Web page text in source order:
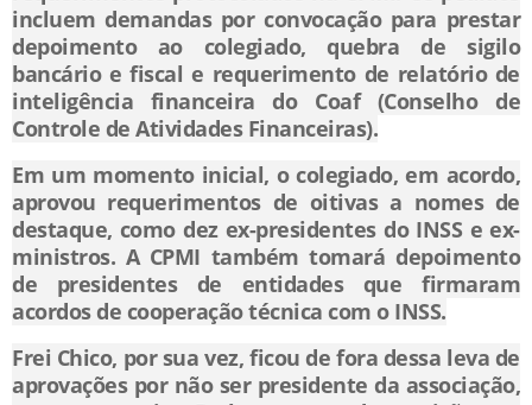
incluem demandas por convocação para prestar
depoimento ao colegiado, quebra de sigilo
bancário e fiscal e requerimento de relatório de
inteligência financeira do Coaf (Conselho de
Controle de Atividades Financeiras).
Em um momento inicial, o colegiado, em acordo,
aprovou requerimentos de oitivas a nomes de
destaque, como dez ex-presidentes do INSS e ex-
ministros. A CPMI também tomará depoimento
de presidentes de entidades que firmaram
acordos de cooperação técnica com o INSS.
Frei Chico, por sua vez, ficou de fora dessa leva de
aprovações por não ser presidente da associação,